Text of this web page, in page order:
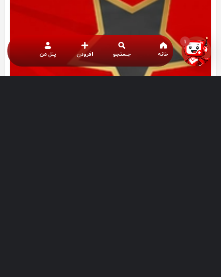
خانه جستجو افزودن پنل من
1